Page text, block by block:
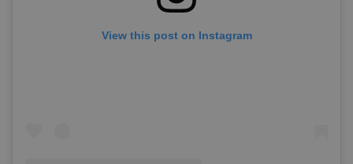
View this post on Instagram